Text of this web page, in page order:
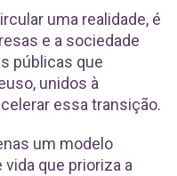
uma realidade, é
e a sociedade
públicas que
unidos à
essa transição.
um modelo
que prioriza a